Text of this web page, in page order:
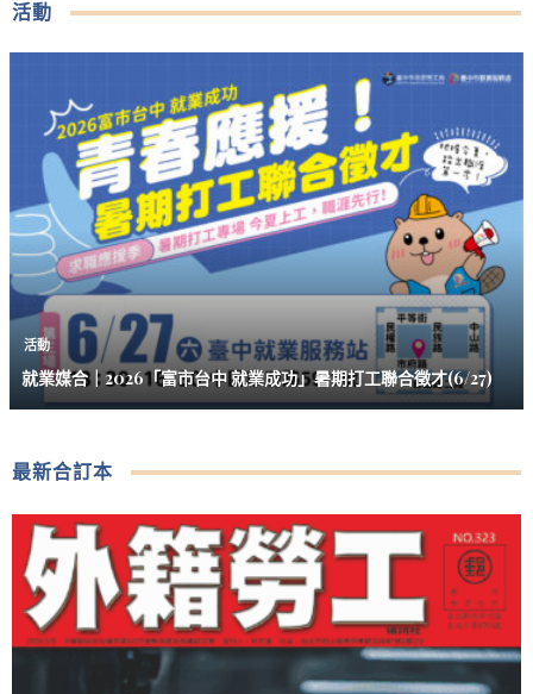
活動
活動
就業媒合｜2026「富市台中 就業成功」暑期打工聯合徵才(6/27)
最新合訂本